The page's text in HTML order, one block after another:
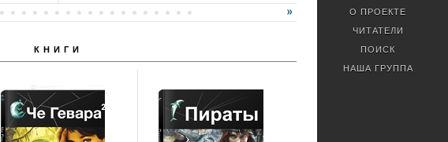
КНИГИ
О ПРОЕКТЕ
ЧИТАТЕЛИ
ПОИСК
НАША ГРУППА